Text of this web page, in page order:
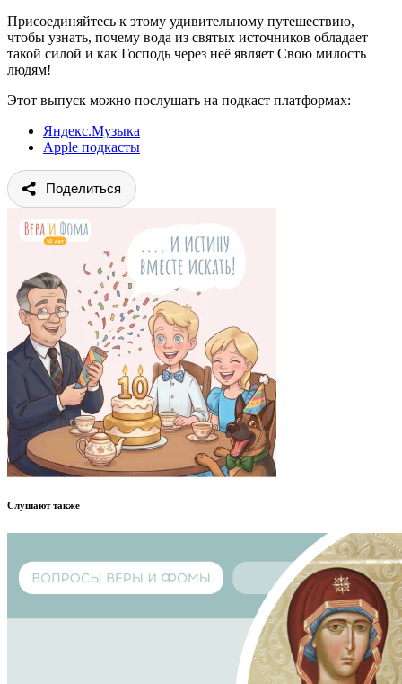
Присоединяйтесь к этому удивительному путешествию,
чтобы узнать, почему вода из святых источников обладает
такой силой и как Господь через неё являет Свою милость
людям!
Этот выпуск можно послушать на подкаст платформах:
Яндекс.Музыка
Apple подкасты
Поделиться
Слушают также